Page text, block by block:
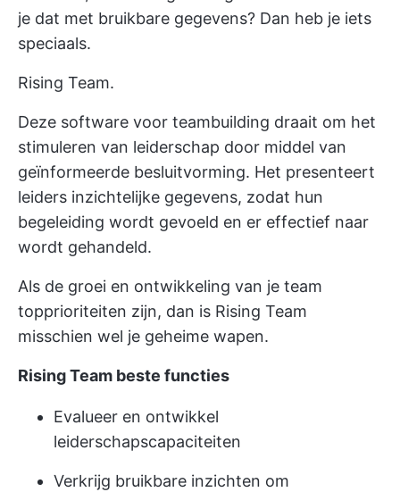
je dat met bruikbare gegevens? Dan heb je iets
speciaals.
Rising Team.
Deze software voor teambuilding draait om het
stimuleren van leiderschap door middel van
geïnformeerde besluitvorming. Het presenteert
leiders inzichtelijke gegevens, zodat hun
begeleiding wordt gevoeld en er effectief naar
wordt gehandeld.
Als de groei en ontwikkeling van je team
topprioriteiten zijn, dan is Rising Team
misschien wel je geheime wapen.
Rising Team beste functies
Evalueer en ontwikkel
leiderschapscapaciteiten
Verkrijg bruikbare inzichten om